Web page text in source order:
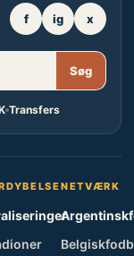
f ig x
Søg
Transfers
NETVÆRK